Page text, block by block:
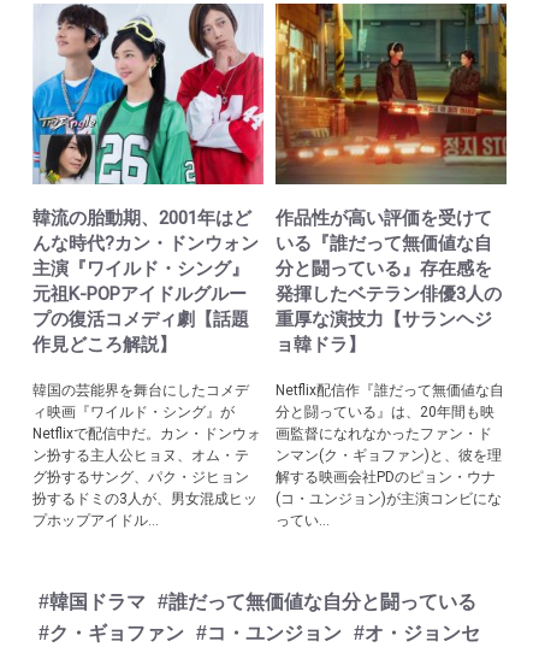
韓流の胎動期、2001年はど
んな時代?カン・ドンウォン
主演『ワイルド・シング』
元祖K-POPアイドルグルー
プの復活コメディ劇【話題
作見どころ解説】
韓国の芸能界を舞台にしたコメデ
ィ映画『ワイルド・シング』が
Netflixで配信中だ。カン・ドンウォ
ン扮する主人公ヒョヌ、オム・テ
グ扮するサング、パク・ジヒョン
扮するドミの3人が、男女混成ヒッ
プホップアイドル...
作品性が高い評価を受けて
いる『誰だって無価値な自
分と闘っている』存在感を
発揮したベテラン俳優3人の
重厚な演技力【サランヘジ
ョ韓ドラ】
Netflix配信作『誰だって無価値な自
分と闘っている』は、20年間も映
画監督になれなかったファン・ド
ンマン(ク・ギョファン)と、彼を理
解する映画会社PDのピョン・ウナ
(コ・ユンジョン)が主演コンビにな
ってい...
#韓国ドラマ
#誰だって無価値な自分と闘っている
#ク・ギョファン #コ・ユンジョン #オ・ジョンセ